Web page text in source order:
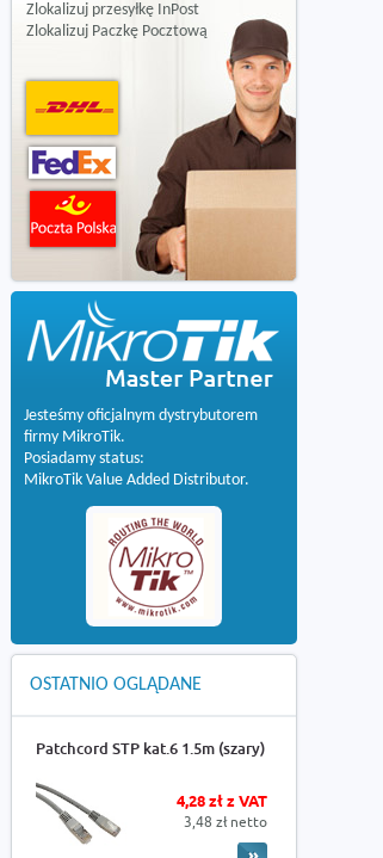
Zlokalizuj przesyłkę InPost
Zlokalizuj Paczkę Pocztową
Jesteśmy oficjalnym dystrybutorem
firmy MikroTik.
Posiadamy status:
MikroTik Value Added Distributor.
OSTATNIO OGLĄDANE
Patchcord STP kat.6 1.5m (szary)
4,28 zł z VAT
3,48 zł netto